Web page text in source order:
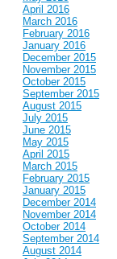
April 2016
March 2016
February 2016
January 2016
December 2015
November 2015
October 2015
September 2015
August 2015
July 2015
June 2015
May 2015
April 2015
March 2015
February 2015
January 2015
December 2014
November 2014
October 2014
September 2014
August 2014